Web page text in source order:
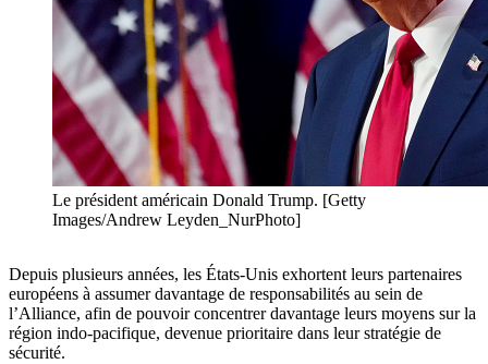
Le président américain Donald Trump. [Getty
Images/Andrew Leyden_NurPhoto]
Depuis plusieurs années, les États-Unis exhortent leurs partenaires
européens à assumer davantage de responsabilités au sein de
l’Alliance, afin de pouvoir concentrer davantage leurs moyens sur la
région indo-pacifique, devenue prioritaire dans leur stratégie de
sécurité.